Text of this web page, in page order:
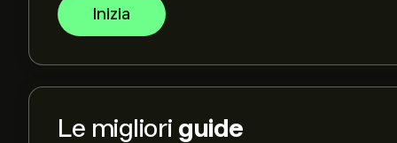
Inizia
Le migliori guide